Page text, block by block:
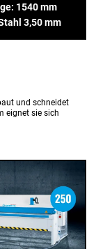
1540 mm
3,50 mm
und schneidet
eignet sie sich